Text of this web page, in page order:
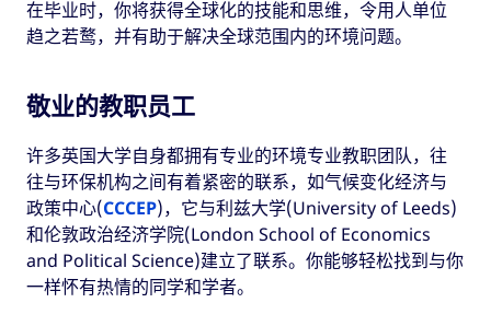
在毕业时，你将获得全球化的技能和思维，令用人单位
趋之若鹜，并有助于解决全球范围内的环境问题。
敬业的教职员工
许多英国大学自身都拥有专业的环境专业教职团队，往
往与环保机构之间有着紧密的联系，如气候变化经济与
政策中心(CCCEP)，它与利兹大学(University of Leeds)
和伦敦政治经济学院(London School of Economics
and Political Science)建立了联系。你能够轻松找到与你
一样怀有热情的同学和学者。